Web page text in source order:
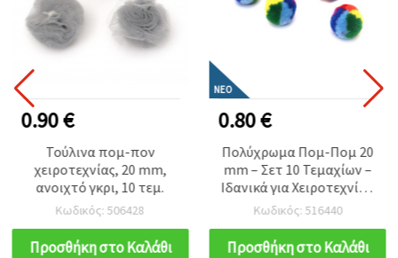
0.90 €
Τούλινα πομ-πον
χειροτεχνίας, 20 mm,
ανοιχτό γκρι, 10 τεμ.
Κωδικός: 506428
Προσθήκη στο Καλάθι
ΝΈΟ
0.80 €
Πολύχρωμα Πομ-Πομ 20
mm – Σετ 10 Τεμαχίων –
Ιδανικά για Χειροτεχνίες,
Διακόσμηση & DIY
Κωδικός: 516440
Προσθήκη στο Καλάθι